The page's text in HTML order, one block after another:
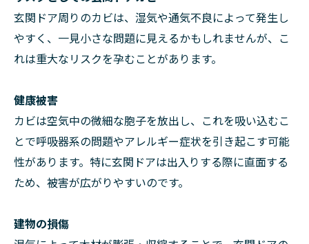
玄関ドア周りのカビは、湿気や通気不良によって発生し
やすく、一見小さな問題に見えるかもしれませんが、こ
れは重大なリスクを孕むことがあります。
健康被害
カビは空気中の微細な胞子を放出し、これを吸い込むこ
とで呼吸器系の問題やアレルギー症状を引き起こす可能
性があります。特に玄関ドアは出入りする際に直面する
ため、被害が広がりやすいのです。
建物の損傷